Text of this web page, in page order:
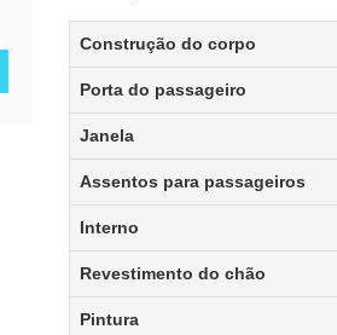
Construção do corpo
Porta do passageiro
Janela
Assentos para passageiros
Interno
Revestimento do chão
Pintura